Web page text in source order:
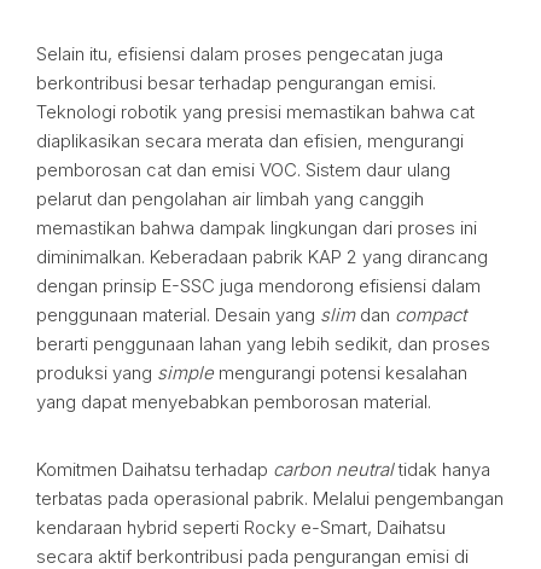
Selain itu, efisiensi dalam proses pengecatan juga
berkontribusi besar terhadap pengurangan emisi.
Teknologi robotik yang presisi memastikan bahwa cat
diaplikasikan secara merata dan efisien, mengurangi
pemborosan cat dan emisi VOC. Sistem daur ulang
pelarut dan pengolahan air limbah yang canggih
memastikan bahwa dampak lingkungan dari proses ini
diminimalkan. Keberadaan pabrik KAP 2 yang dirancang
dengan prinsip E-SSC juga mendorong efisiensi dalam
penggunaan material. Desain yang slimdan compact
berarti penggunaan lahan yang lebih sedikit, dan proses
produksi yang simplemengurangi potensi kesalahan
yang dapat menyebabkan pemborosan material.
Komitmen Daihatsu terhadap carbon neutraltidak hanya
terbatas pada operasional pabrik. Melalui pengembangan
kendaraan hybrid seperti Rocky e-Smart, Daihatsu
secara aktif berkontribusi pada pengurangan emisi di